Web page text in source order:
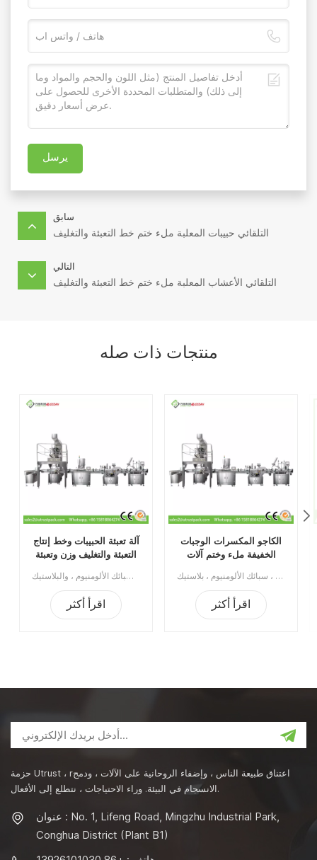
يرسل
سابق
التلقائي حبيبات المعلبة ملء ختم خط التعبئة والتغليف
التالي
التلقائي الأعشاب المعلبة ملء ختم خط التعبئة والتغليف
منتجات ذات صله
آلة تعبئة الحبيبات وخط إنتاج
التعبئة والتغليف وزن وتعبئة
ينطبق خط التعبئة والوزن والتعليب هذا على التعبئة / الختم / السد ووضع العلامات على الصفيح المقصدري ، وسبائك الألومنيوم ، والبلاستيك PET ، وعلب الصفيحالحد الأدنى للطلب:1قسط:تي / تميناء الشحن:قوانغتشوالمنطقة الأصلية:الصينمهلة:15 يوما بعد تلقي الودائع
اقرأ أكثر
الكاجو المكسرات الوجبات
الخفيفة ملء وختم آلات
والتغليف
ينطبق خط التعبئة والوزن هذا على التعبئة / الختم / السد ووضع العلامات على الصفيح المقصدري ، سبائك الألومنيوم ، بلاستيك PET ، علب الصفيح ، علب الورق المركبة ، إلخ.الحد الأدنى للطلب:1قسط:تي / تميناء الشحن:قوانغتشوالمنطقة الأصلية:الصينمهلة:15 يوما بعد تلقي الودائع
اقرأ أكثر
حزمة Utrust ، rاعتناق طبيعة الناس ، وإضفاء الروحانية على الآلات ، ودمج
الانسجام في البيئة. وراء الاحتياجات ، نتطلع إلى الأفعال.
عنوان : No. 1, Lifeng Road, Mingzhu Industrial Park,
Conghua District (Plant B1)